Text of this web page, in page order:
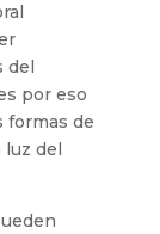
por eso
formas de
del